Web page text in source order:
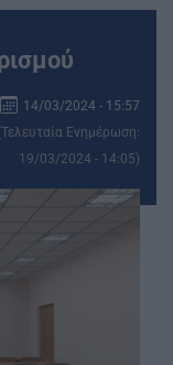
14/03/2024 - 15:57
Ενημέρωση:
19/03/2024 - 14:05)